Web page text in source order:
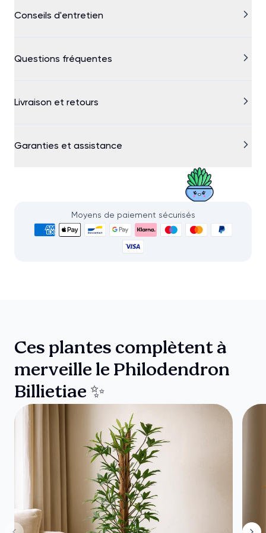
Conseils d'entretien
Questions fréquentes
Livraison et retours
Garanties et assistance
Moyens de paiement sécurisés
Ces plantes complètent à
merveille le Philodendron
Billietiae ✨